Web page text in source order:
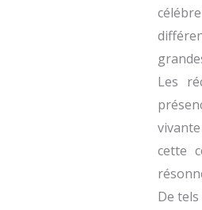
Les
cette
De